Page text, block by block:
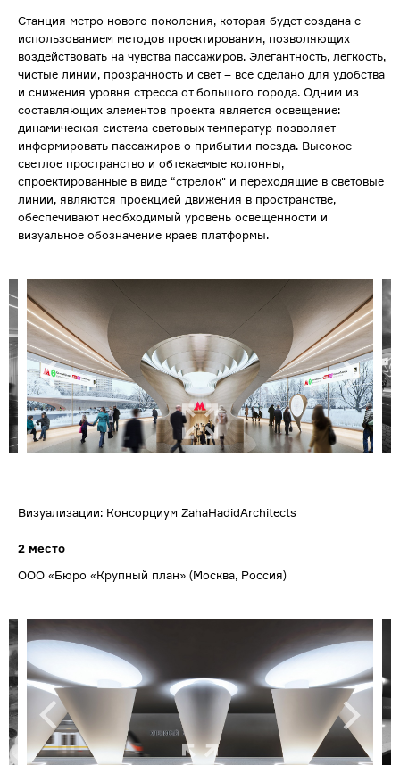
Станция метро нового поколения, которая будет создана с
использованием методов проектирования, позволяющих
воздействовать на чувства пассажиров. Элегантность, легкость,
чистые линии, прозрачность и свет – все сделано для удобства
и снижения уровня стресса от большого города. Одним из
составляющих элементов проекта является освещение:
динамическая система световых температур позволяет
информировать пассажиров о прибытии поезда. Высокое
светлое пространство и обтекаемые колонны,
спроектированные в виде “стрелок" и переходящие в световые
линии, являются проекцией движения в пространстве,
обеспечивают необходимый уровень освещенности и
визуальное обозначение краев платформы.
Визуализации: Консорциум ZahaHadidArchitects
2 место
ООО «Бюро «Крупный план» (Москва, Россия)